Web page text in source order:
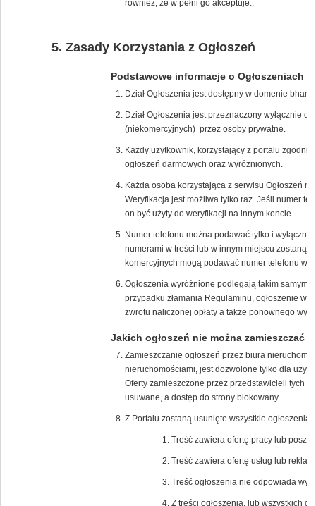
również, że w pełni go akceptuje..
Zasady Korzystania z Ogłoszeń
Podstawowe informacje o Ogłoszeniach
Dział Ogłoszenia jest dostępny w domenie
Dział Ogłoszenia jest przeznaczony wyłącznie
(niekomercyjnych) przez osoby prywatne.
Każdy użytkownik, korzystający z portalu
ogłoszeń darmowych oraz wyróżnionych.
Każda osoba korzystająca z serwisu Ogłoszeń
Weryfikacja jest możliwa tylko raz. Jeśli numer
on być użyty do weryfikacji na innym koncie.
Numer telefonu można podawać tylko i
numerami w treści lub w innym miejscu zostaną
komercyjnych mogą podawać numer telefonu w
Ogłoszenia wyróżnione podlegają takim samym
przypadku złamania Regulaminu, ogłoszenie
zwrotu naliczonej opłaty a także ponownego
Jakich ogłoszeń nie można zamieszczać
Zamieszczanie ogłoszeń przez biura
nieruchomościami, jest dozwolone tylko dla
Oferty zamieszczone przez przedstawicieli tych
usuwane, a dostęp do strony blokowany.
Z Portalu zostaną usunięte wszystkie ogłoszenia,
Treść zawiera ofertę pracy lub
Treść zawiera ofertę usług lub
Treść ogłoszenia nie odpowiada
Z treści ogłoszenia, lub wszystkich